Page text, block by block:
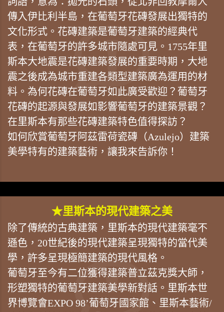
傳入伊比利半島，在葡萄牙花磚發展出獨特的
文化形式。花磚建築是葡萄牙建築的經典代
表，在葡萄牙的許多城市隨處可見。1755年里
斯本大地震是花磚建築發展的重要時期，大地
震之後成為城市重建各類型建築廣為運用的材
料。為何花磚在葡萄牙如此廣受歡迎？葡萄牙
花磚的起源與發展如影響葡萄牙的建築景觀？
在里斯本有那些花磚建築特色值得探訪？
如何欣賞葡萄牙阿茲雷荷瓷磚（Azulejo）建築
美學特有的建築藝術，讓我來告訴你！
★里斯本的現代建築之美
除了傳統的古典建築，里斯本的現代建築毫不
遜色，20世紀後的現代建築呈現獨特的當代美
學，許多呈現極簡建築的現代風格。
葡萄牙至今有二位獲得建築普立茲克獎大師，
形塑獨特的葡萄牙建築美學新對話。里斯本世
界博覽會EXPO 98’葡萄牙國家館、里斯本藝術/